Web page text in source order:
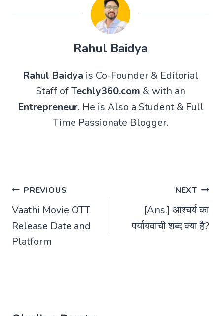
Rahul Baidya
Rahul Baidya is Co-Founder & Editorial
Staff ofTechly360.com & with an
Entrepreneur. He is Also a Student & Full
Time Passionate Blogger.
Post
navigation
PREVIOUS
Vaathi Movie OTT
Release Date and
Platform
NEXT
[Ans.] आश्चर्य का
पर्यायवाची शब्द क्या है?